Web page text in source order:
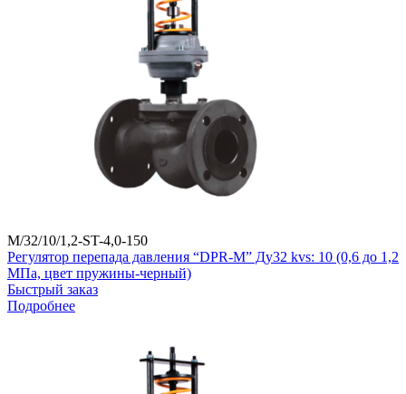
M/32/10/1,2-ST-4,0-150
Регулятор перепада давления “DPR-M” Ду32 kvs: 10 (0,6 до 1,2
МПа, цвет пружины-черный)
Быстрый заказ
Подробнее